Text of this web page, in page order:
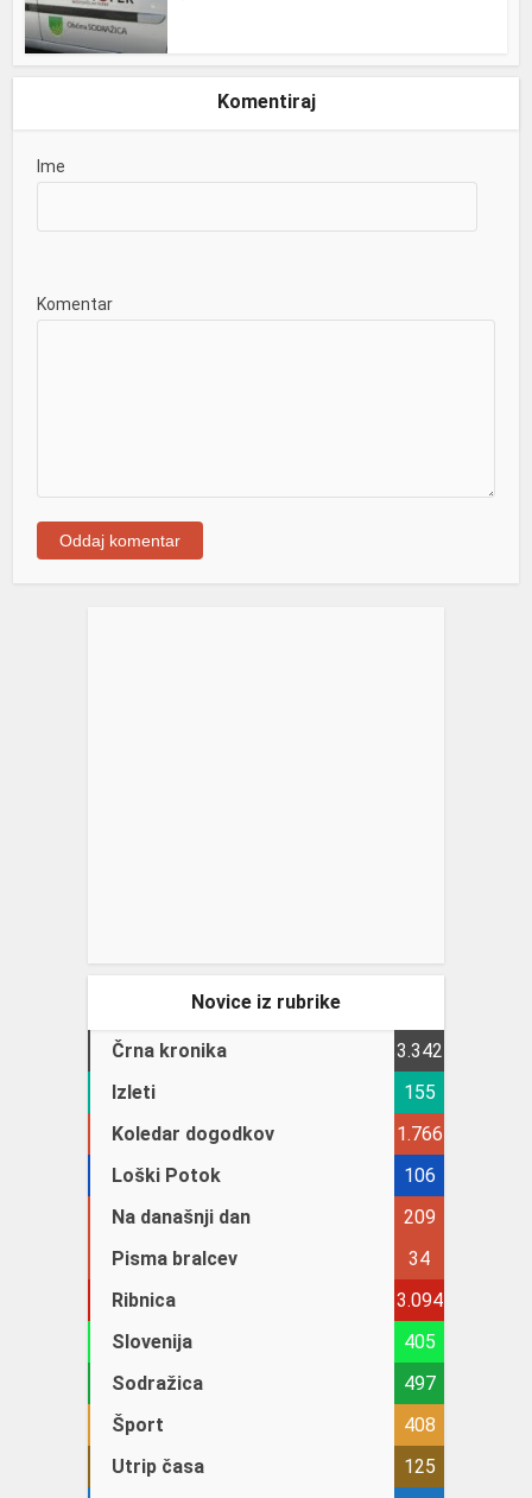
Komentiraj
Ime
Komentar
Novice iz rubrike
Črna kronika
3.342
Izleti
155
Koledar dogodkov
1.766
Loški Potok
106
Na današnji dan
209
Pisma bralcev
34
Ribnica
3.094
Slovenija
405
Sodražica
497
Šport
408
Utrip časa
125